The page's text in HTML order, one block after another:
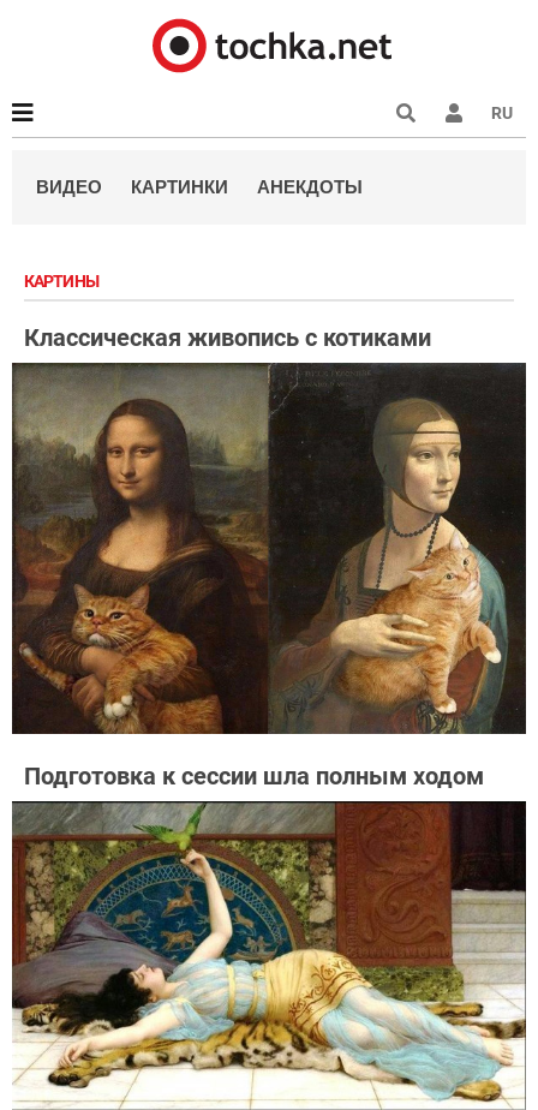
RU
ВИДЕО КАРТИНКИ АНЕКДОТЫ
КАРТИНЫ
Классическая живопись с котиками
Подготовка к сессии шла полным ходом